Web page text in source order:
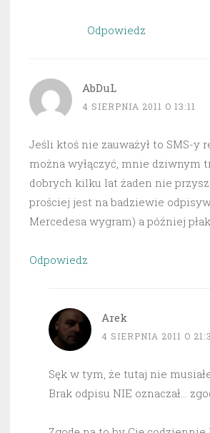
Odpowiedz
AbDuL
4 SIERPNIA 2011 O 13:11
Jeśli ktoś nie zauważył to SMS-y
można wyłączyć, mnie dziwnym
dobrych kilku lat żaden nie
prościej jest na badziewie
Mercedesa wygram) a później
Odpowiedz
Arek
4 SIERPNIA 2011 O
Sęk w tym, że tutaj nie
Brak odpisu NIE oznaczał…